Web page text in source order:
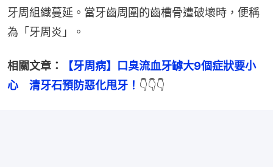
牙周組織蔓延。當牙齒周圍的齒槽骨遭破壞時，便稱
為「牙周炎」。
相關文章：
【牙周病】口臭流血牙罅大9個症狀要小
心　清牙石預防惡化甩牙！ 👇👇👇